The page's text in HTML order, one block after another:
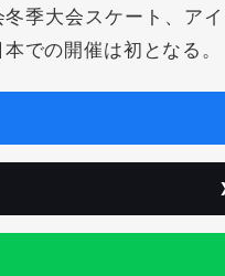
季大会スケート、ア
での開催は初となる。